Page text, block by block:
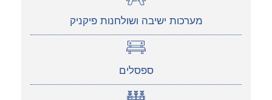
מערכות ישיבה ושולחנות פיקניק
ספסלים